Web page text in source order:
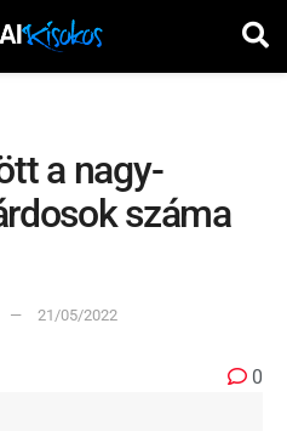
a nagy-
száma
21/05/2022
0